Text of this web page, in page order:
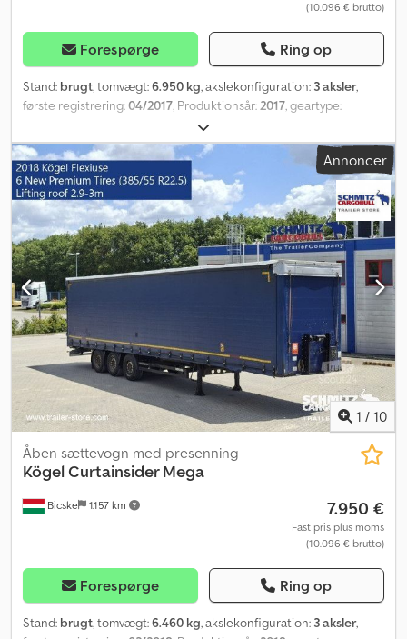
(10.096 € brutto)
Forespørge Ring op
Stand: brugt, tomvægt:6.950 kg, akslekonfiguration: 3 aksler,
første registrering:04/2017, Produktionsår:2017, geartype:
, Egentvægt: 6950 kg. Se en oversigt over alle
tilgængelige køretøjer på vores hjemmeside. Har du brug for
finansiering? Vi tilbyder individuelle finansieringsløsninger,
komplette serviceaftaler og telematikydelser. Vi står gerne til
rådighed for en personlig rådgivning. Dsdpfx Aoztg D Hsm Dekr
Annoncer
1 / 10
Bicske 1.157 km
Åben sættevogn med presenning
KögelCurtainsider Mega
7.950 €
Fast pris plus moms
(10.096 € brutto)
Forespørge Ring op
Stand: brugt, tomvægt:6.460 kg, akslekonfiguration: 3 aksler,